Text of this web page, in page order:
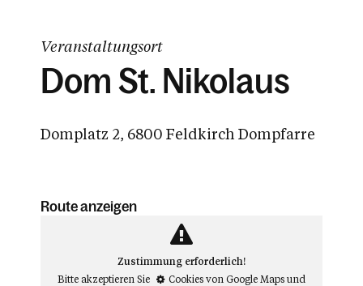
Veranstaltungsort
Dom St. Nikolaus
Domplatz 2, 6800 Feldkirch Dompfarre
Route anzeigen
Zustimmung erforderlich!
Bitte akzeptieren Sie
Cookies von Google Mapsund